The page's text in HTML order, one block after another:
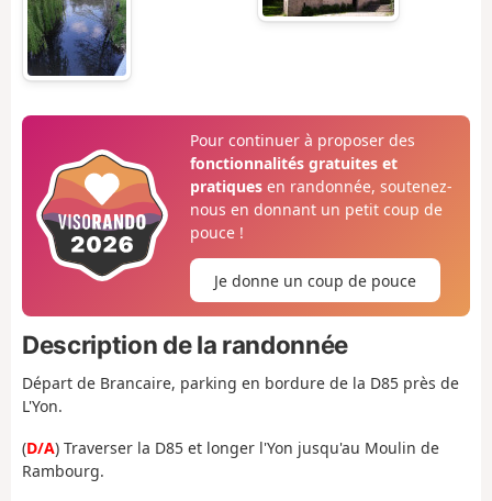
Pour continuer à proposer des
fonctionnalités gratuites et
pratiquesen randonnée, soutenez-
nous en donnant un petit coup de
pouce !
Je donne un coup de pouce
Description de la randonnée
Départ de Brancaire, parking en bordure de la D85 près de
L'Yon.
(D/A) Traverser la D85 et longer l'Yon jusqu'au Moulin de
Rambourg.